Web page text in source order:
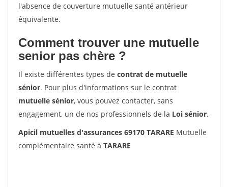
l'absence de couverture mutuelle santé antérieur
équivalente.
Comment trouver une mutuelle
senior pas chère ?
Il existe différentes types de contrat de mutuelle
sénior. Pour plus d'informations sur le contrat
mutuelle sénior, vous pouvez contacter, sans
engagement, un de nos professionnels de la Loi sénior.
Apicil mutuelles d'assurances 69170 TARARE Mutuelle
complémentaire santé à TARARE